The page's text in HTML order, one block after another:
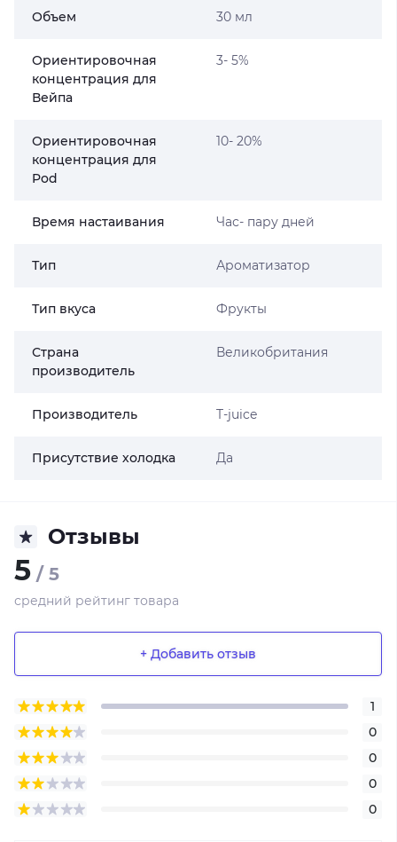
Объем 30 мл
Ориентировочная
концентрация для
Вейпа
3- 5%
Ориентировочная
концентрация для
Pod
10- 20%
Время настаивания Час- пару дней
Тип Ароматизатор
Тип вкуса Фрукты
Страна
производитель
Великобритания
Производитель T-juice
Присутствие холодка Да
Отзывы
5 / 5
средний рейтинг товара
+ Добавить отзыв
1
0
0
0
0